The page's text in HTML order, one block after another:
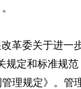
。
革委关于进一
规定和标准规范
管理规定》 。管